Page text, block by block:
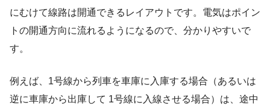
にむけて線路は開通できるレイアウトです。電気はポイン
トの開通方向に流れるようになるので、分かりやすいで
す。
例えば、1号線から列車を車庫に入庫する場合（あるいは
逆に車庫から出庫して 1号線に入線させる場合）は、途中